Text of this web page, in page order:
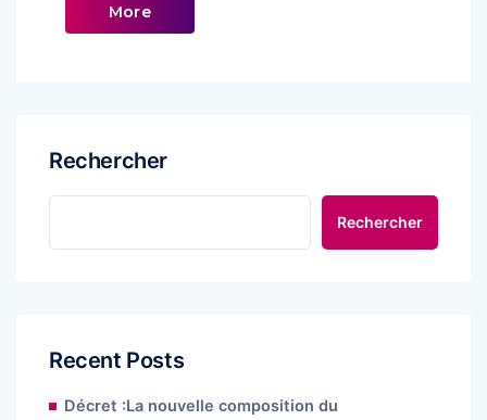
More
Rechercher
Rechercher
Recent Posts
Décret :La nouvelle composition du